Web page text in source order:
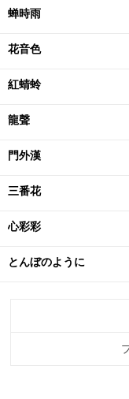
蝉時雨
花音色
紅蜻蛉
龍聲
門外漢
三番花
心彩彩
とんぼのように